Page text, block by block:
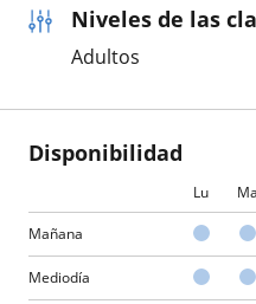
Niveles de las
Adultos
Disponibilidad
Lu Ma
Mañana
Mediodía